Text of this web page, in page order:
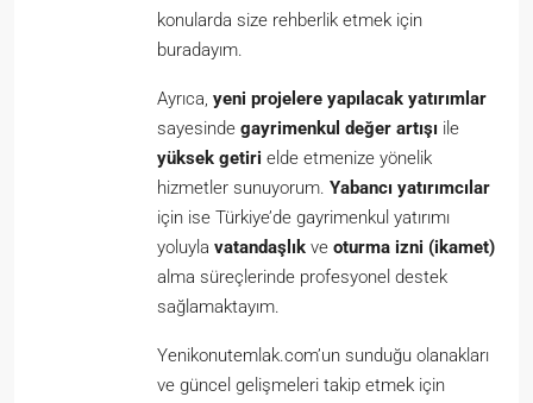
konularda size rehberlik etmek için
buradayım.
Ayrıca, yeni projelere yapılacak yatırımlar
sayesinde gayrimenkul değer artışı ile
yüksek getiri elde etmenize yönelik
hizmetler sunuyorum. Yabancı yatırımcılar
için ise Türkiye’de gayrimenkul yatırımı
yoluyla vatandaşlık ve oturma izni (ikamet)
alma süreçlerinde profesyonel destek
sağlamaktayım.
Yenikonutemlak.com’un sunduğu olanakları
ve güncel gelişmeleri takip etmek için